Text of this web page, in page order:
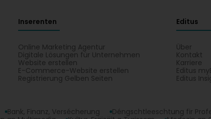
Inserenten
Online Marketing Agentur
Digitale Lösungen für Unternehmen
Website erstellen
E-Commerce-Website erstellen
Registrierung Gelben Seiten
Editus
Über
Kontakt
Karriere
Editus
Editus
Bank, Finanz, Versécherung Déngschtleeschtung fir